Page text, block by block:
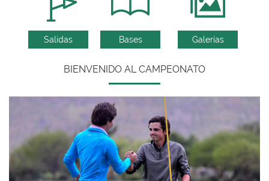
Salidas Bases Galerías
BIENVENIDO AL CAMPEONATO